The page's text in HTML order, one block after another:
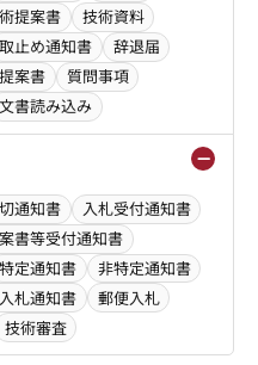
提案書
技術資料
取止め通知書
辞退届
案書
質問事項
文書読み込み
通知書
入札受付通知書
書等受付通知書
特定通知書
非特定通知書
札通知書
郵便入札
技術審査